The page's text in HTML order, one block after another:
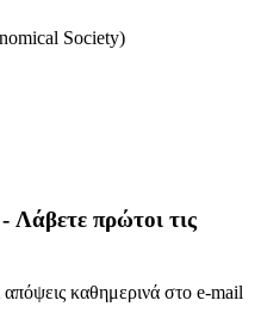
Society)
Λάβετε πρώτοι τις
απόψεις καθημερινά στο e-mail